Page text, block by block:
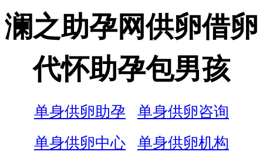
澜之助孕网供卵借卵
代怀助孕包男孩
单身供卵助孕
单身供卵咨询
单身供卵中心
单身供卵机构